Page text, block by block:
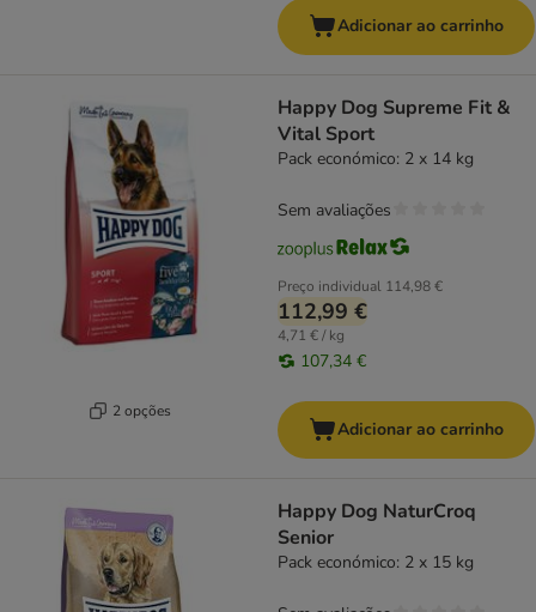
Adicionar ao carrinho
2 opções
Happy Dog Supreme Fit &
Vital Sport
Pack económico: 2 x 14 kg
Preço individual 114,98 €
112,99 €
4,71 € / kg
107,34 €
Sem avaliações
Adicionar ao carrinho
Happy Dog NaturCroq
Senior
Pack económico: 2 x 15 kg